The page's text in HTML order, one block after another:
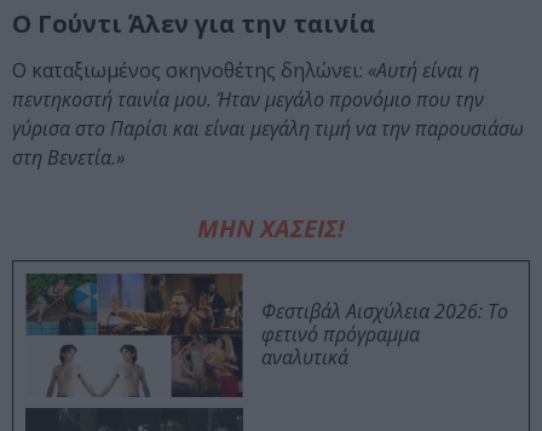
Ο Γούντι Άλεν για την ταινία
Ο καταξιωμένος σκηνοθέτης δηλώνει: «Αυτή είναι η
πεντηκοστή ταινία μου. Ήταν μεγάλο προνόμιο που την
γύρισα στο Παρίσι και είναι μεγάλη τιμή να την παρουσιάσω
στη Βενετία.»
ΜΗΝ ΧΑΣΕΙΣ!
Φεστιβάλ Αισχύλεια 2026: Το
φετινό πρόγραμμα
αναλυτικά